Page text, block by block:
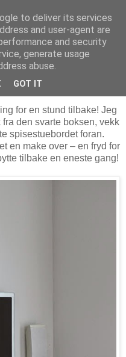
for en stund tilbake! Jeg
den svarte boksen, vekk
spisestuebordet foran.
en make over – en fryd for
tilbake en eneste gang!
to deliver its services
and user-agent are
and security
generate usage
abuse.
GOT IT